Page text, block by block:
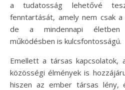
a tudatosság lehetővé
fenntartását, amely nem csak
de a mindennapi életben
működésben is kulcsfontosságú.
Emellett a társas kapcsolatok,
közösségi élmények is
hiszen az ember társas lény,